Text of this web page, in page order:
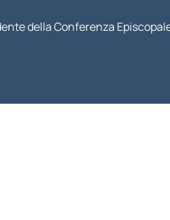
della Conferenza